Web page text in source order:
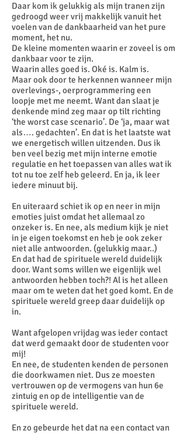
Daar kom ik gelukkig als mijn tranen zijn
gedroogd weer vrij makkelijk vanuit het
voelen van de dankbaarheid van het pure
moment, het nu.
De kleine momenten waarin er zoveel is om
dankbaar voor te zijn.
Waarin alles goed is. Oké is. Kalm is.
Maar ook door te herkennen wanneer mijn
overlevings-, oerprogrammering een
loopje met me neemt. Want dan slaat je
denkende mind zeg maar op tilt richting
‘the worst case scenario’. De ‘ja, maar wat
als…. gedachten’. En dat is het laatste wat
we energetisch willen uitzenden. Dus ik
ben veel bezig met mijn interne emotie
regulatie en het toepassen van alles wat ik
tot nu toe zelf heb geleerd. En ja, ik leer
iedere minuut bij.
En uiteraard schiet ik op en neer in mijn
emoties juist omdat het allemaal zo
onzeker is. En nee, als medium kijk je niet
in je eigen toekomst en heb je ook zeker
niet alle antwoorden. (gelukkig maar..)
En dat had de spirituele wereld duidelijk
door. Want soms willen we eigenlijk wel
antwoorden hebben toch?! Al is het alleen
maar om te weten dat het goed komt. En de
spirituele wereld greep daar duidelijk op
in.
Want afgelopen vrijdag was ieder contact
dat werd gemaakt door de studenten voor
mij!
En nee, de studenten kenden de personen
die doorkwamen niet. Dus ze moesten
vertrouwen op de vermogens van hun 6e
zintuig en op de intelligentie van de
spirituele wereld.
En zo gebeurde het dat na een contact van